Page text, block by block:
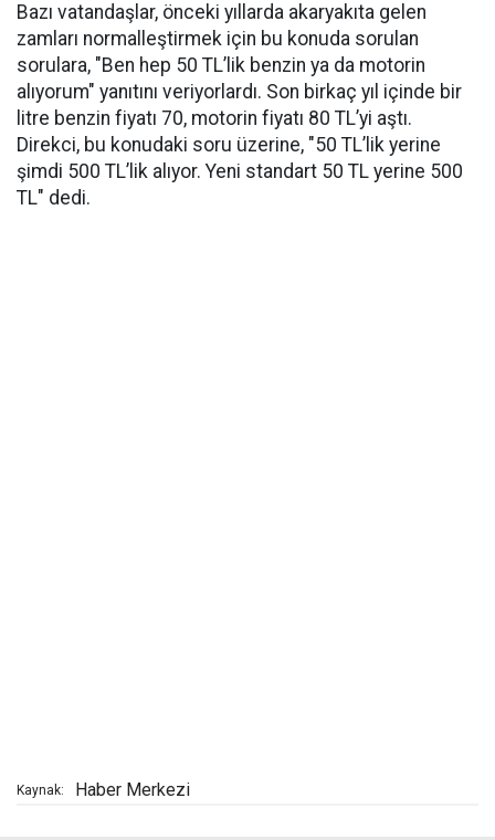
Bazı vatandaşlar, önceki yıllarda akaryakıta gelen
zamları normalleştirmek için bu konuda sorulan
sorulara, "Ben hep 50 TL’lik benzin ya da motorin
alıyorum" yanıtını veriyorlardı. Son birkaç yıl içinde bir
litre benzin fiyatı 70, motorin fiyatı 80 TL’yi aştı.
Direkci, bu konudaki soru üzerine, "50 TL’lik yerine
şimdi 500 TL’lik alıyor. Yeni standart 50 TL yerine 500
TL" dedi.
Kaynak: Haber Merkezi